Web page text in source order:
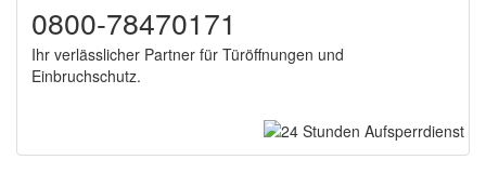
0800-78470171
Ihr verlässlicher Partner für Türöffnungen und
Einbruchschutz.